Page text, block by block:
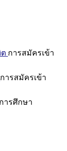
การสมัครเข้า
การสมัครเข้า
ารศึกษา